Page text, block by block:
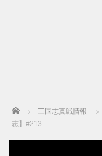
Home 三国志真戦情報
志】#213